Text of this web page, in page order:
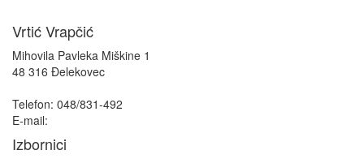
Vrtić Vrapčić
Mihovila Pavleka Miškine 1
48 316 Đelekovec
Telefon: 048/831-492
E-mail:
Izbornici